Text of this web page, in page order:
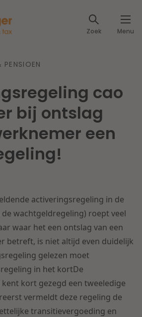
Zoek Menu
& Insolventie
en uitdagingen in de
PENSIOEN
cao
bij ontslag
een
activeringsregeling in de
de wachtgeldregeling) roept veel
waar het een ontslag van een
betreft, is niet altijd even duidelijk
gelezen moet
in het kortDe
kort gezegd een tweeledige
vermeldt deze regeling de
transitievergoeding en